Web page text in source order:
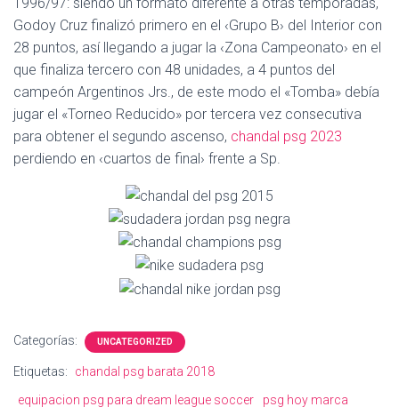
E
G
A
Ó
Godoy Cruz finalizó primero en el ‹Grupo B› del Interior con
28 puntos, así llegando a jugar la ‹Zona Campeonato› en el
que finaliza tercero con 48 unidades, a 4 puntos del
campeón Argentinos Jrs., de este modo el «Tomba» debía
jugar el «Torneo Reducido» por tercera vez consecutiva
para obtener el segundo ascenso, chandal psg 2023
perdiendo en ‹cuartos de final› frente a Sp.
Categorías: UNCATEGORIZED
Etiquetas:
chandal psg barata 2018
equipacion psg para dream league soccer
psg hoy marca